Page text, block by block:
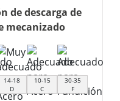
de descarga de
mecanizado
14-18
D
10-15
C
30-35
F